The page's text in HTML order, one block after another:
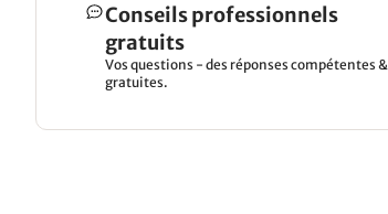
Conseils professionnels
gratuits
Vos questions - des réponses compétentes &
gratuites.